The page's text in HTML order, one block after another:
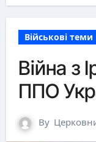
Військові теми
Війна з
ППО
By